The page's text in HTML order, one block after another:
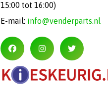
15:00 tot 16:00)
E-mail: info@venderparts.nl